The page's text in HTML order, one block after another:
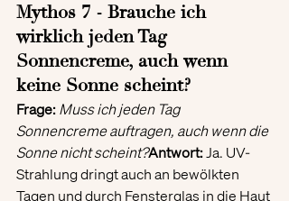
Mythos 7 - Brauche ich
wirklich jeden Tag
Sonnencreme, auch wenn
keine Sonne scheint?
Frage: Muss ich jeden Tag
Sonnencreme auftragen, auch wenn die
Sonne nicht scheint?Antwort: Ja. UV-
Strahlung dringt auch an bewölkten
Tagen und durch Fensterglas in die Haut